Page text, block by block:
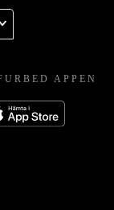
APPEN